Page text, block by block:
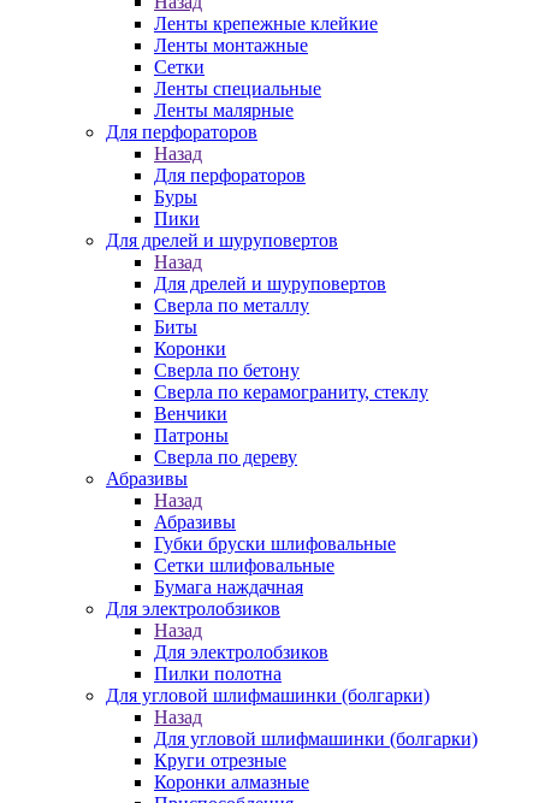
Ленты крепежные клейкие
Ленты монтажные
Сетки
Ленты специальные
Ленты малярные
Для перфораторов
Назад
Для перфораторов
Буры
Пики
Для дрелей и шуруповертов
Назад
Для дрелей и шуруповертов
Сверла по металлу
Биты
Коронки
Сверла по бетону
Сверла по керамограниту, стеклу
Венчики
Патроны
Сверла по дереву
Абразивы
Назад
Абразивы
Губки бруски шлифовальные
Сетки шлифовальные
Бумага наждачная
Для электролобзиков
Назад
Для электролобзиков
Пилки полотна
Для угловой шлифмашинки (болгарки)
Назад
Для угловой шлифмашинки (болгарки)
Круги отрезные
Коронки алмазные